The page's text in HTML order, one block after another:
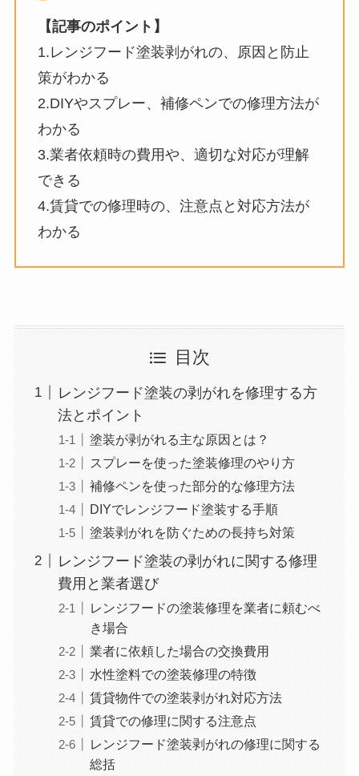
【記事のポイント】
1.レンジフード塗装剥がれの、原因と防止
策がわかる
2.DIYやスプレー、補修ペンでの修理方法が
わかる
3.業者依頼時の費用や、適切な対応が理解
できる
4.賃貸での修理時の、注意点と対応方法が
わかる
目次
レンジフード塗装の剥がれを修理する方
法とポイント
塗装が剥がれる主な原因とは？
スプレーを使った塗装修理のやり方
補修ペンを使った部分的な修理方法
DIYでレンジフード塗装する手順
塗装剥がれを防ぐための長持ち対策
レンジフード塗装の剥がれに関する修理
費用と業者選び
レンジフードの塗装修理を業者に頼むべ
き場合
業者に依頼した場合の交換費用
水性塗料での塗装修理の特徴
賃貸物件での塗装剥がれ対応方法
賃貸での修理に関する注意点
レンジフード塗装剥がれの修理に関する
総括